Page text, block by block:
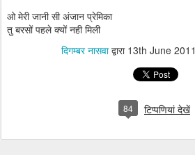
ओ मेरी जानी सी अंजान प्रेमिका
तु बरसों पहले क्यों नही मिली
दिगम्बर नासवाद्वारा 13th June 2011
84 टिप्पणियां देखें